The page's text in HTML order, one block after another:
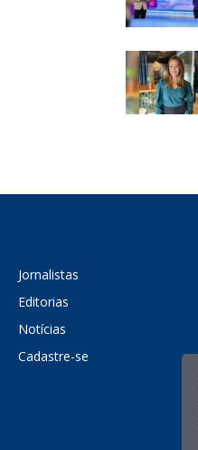
Jornalistas
Editorias
Notícias
Cadastre-se